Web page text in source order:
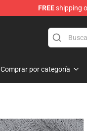
FREEshipping
Comprar por categoría